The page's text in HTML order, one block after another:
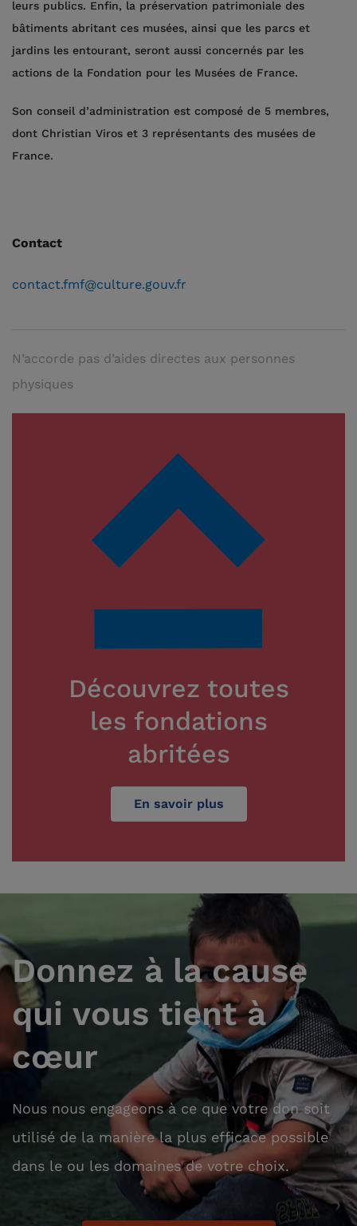
leurs publics. Enfin, la préservation patrimoniale des
bâtiments abritant ces musées, ainsi que les parcs et
jardins les entourant, seront aussi concernés par les
actions de la Fondation pour les Musées de France.
Son conseil d’administration est composé de 5 membres,
dont Christian Viros et 3 représentants des musées de
France.
Contact
contact.fmf@culture.gouv.fr
N’accorde pas d’aides directes aux personnes
physiques
Découvrez toutes
les fondations
abritées
En savoir plus
Donnez à la cause
qui vous tient à
cœur
Nous nous engageons à ce que votre don soit
utilisé de la manière la plus efficace possible
dans le ou les domaines de votre choix.